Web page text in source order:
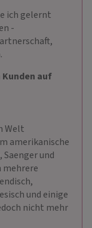
ich gelernt
-
Kunden auf
Welt
amerikanische
und
mehrere
und einige
nicht mehr